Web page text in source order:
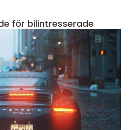
för bilintresserade